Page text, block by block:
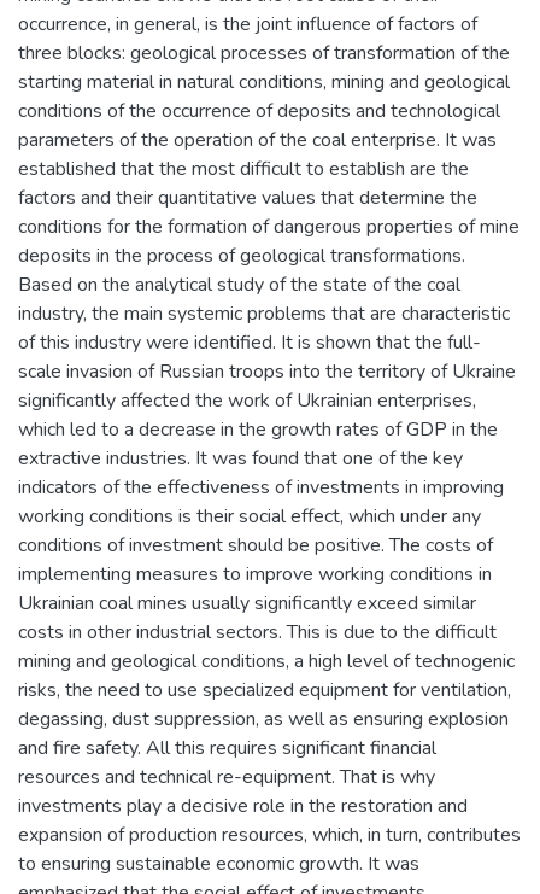
occurrence, in general, is the joint influence of factors of
three blocks: geological processes of transformation of the
starting material in natural conditions, mining and geological
conditions of the occurrence of deposits and technological
parameters of the operation of the coal enterprise. It was
established that the most difficult to establish are the
factors and their quantitative values that determine the
conditions for the formation of dangerous properties of mine
deposits in the process of geological transformations.
Based on the analytical study of the state of the coal
industry, the main systemic problems that are characteristic
of this industry were identified. It is shown that the full-
scale invasion of Russian troops into the territory of Ukraine
significantly affected the work of Ukrainian enterprises,
which led to a decrease in the growth rates of GDP in the
extractive industries. It was found that one of the key
indicators of the effectiveness of investments in improving
working conditions is their social effect, which under any
conditions of investment should be positive. The costs of
implementing measures to improve working conditions in
Ukrainian coal mines usually significantly exceed similar
costs in other industrial sectors. This is due to the difficult
mining and geological conditions, a high level of technogenic
risks, the need to use specialized equipment for ventilation,
degassing, dust suppression, as well as ensuring explosion
and fire safety. All this requires significant financial
resources and technical re-equipment. That is why
investments play a decisive role in the restoration and
expansion of production resources, which, in turn, contributes
to ensuring sustainable economic growth. It was